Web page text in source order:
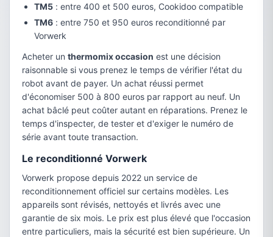
TM5 : entre 400 et 500 euros, Cookidoo compatible
TM6 : entre 750 et 950 euros reconditionné par
Vorwerk
Acheter un thermomix occasion est une décision
raisonnable si vous prenez le temps de vérifier l'état du
robot avant de payer. Un achat réussi permet
d'économiser 500 à 800 euros par rapport au neuf. Un
achat bâclé peut coûter autant en réparations. Prenez le
temps d'inspecter, de tester et d'exiger le numéro de
série avant toute transaction.
Le reconditionné Vorwerk
Vorwerk propose depuis 2022 un service de
reconditionnement officiel sur certains modèles. Les
appareils sont révisés, nettoyés et livrés avec une
garantie de six mois. Le prix est plus élevé que l'occasion
entre particuliers, mais la sécurité est bien supérieure. Un